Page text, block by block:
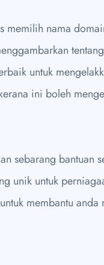
memilih nama
untuk
ini boleh
sebarang bantuan
unik untuk
membantu